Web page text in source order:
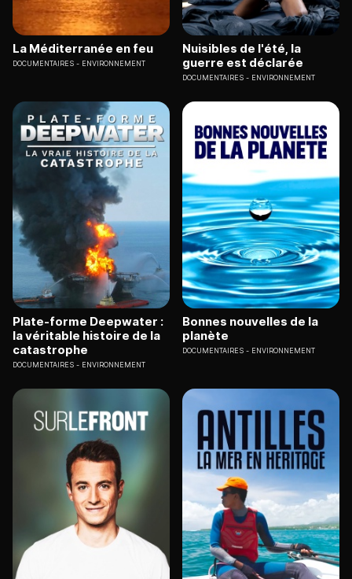
La Méditerranée en feu
DOCUMENTAIRES ENVIRONNEMENT
Nuisibles de l'été, la
guerre est déclarée
DOCUMENTAIRES ENVIRONNEMENT
Plate-forme Deepwater :
la véritable histoire de la
catastrophe
DOCUMENTAIRES ENVIRONNEMENT
Bonnes nouvelles de la
planète
DOCUMENTAIRES ENVIRONNEMENT